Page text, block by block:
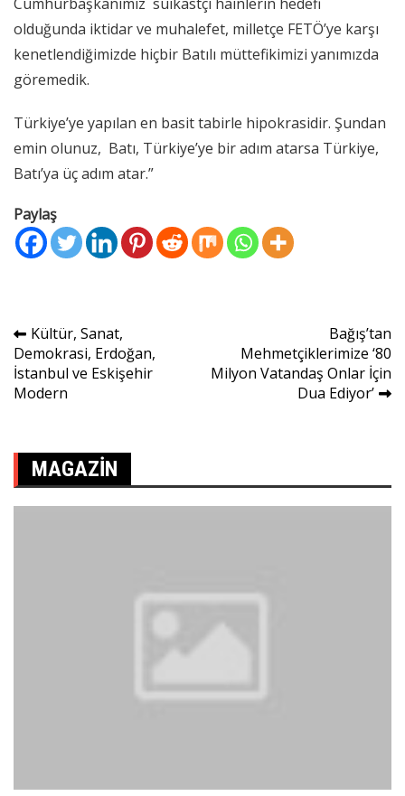
olduğunda iktidar ve muhalefet, milletçe FETÖ’ye karşı
kenetlendiğimizde hiçbir Batılı müttefikimizi yanımızda
göremedik.
Türkiye’ye yapılan en basit tabirle hipokrasidir. Şundan
emin olunuz, Batı, Türkiye’ye bir adım atarsa Türkiye,
Batı’ya üç adım atar.”
Paylaş
Yazı
gezinmesi
Kültür, Sanat,
Demokrasi, Erdoğan,
İstanbul ve Eskişehir
Modern
Bağış’tan
Mehmetçiklerimize ‘80
Milyon Vatandaş Onlar İçin
Dua Ediyor’
MAGAZIN